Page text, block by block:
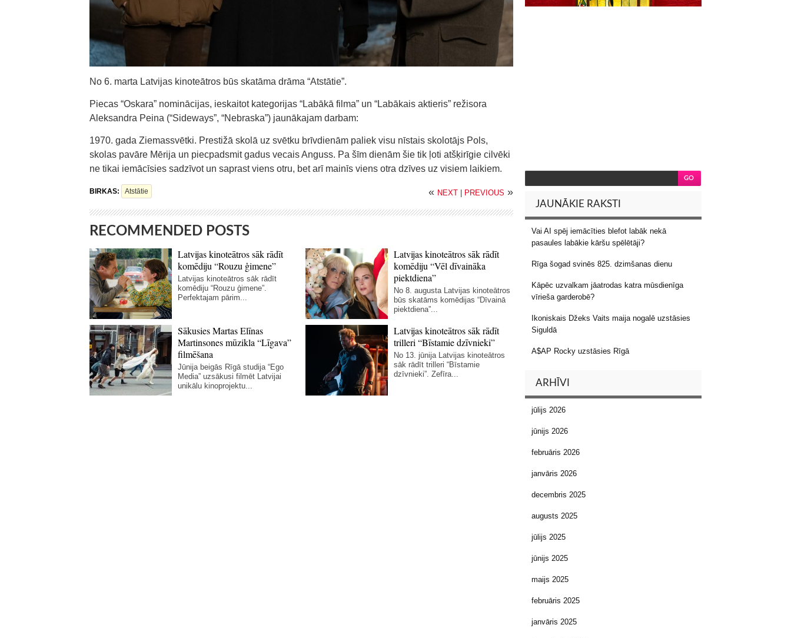
No 6. marta Latvijas kinoteātros būs skatāma drāma “Atstātie”.
Piecas “Oskara” nominācijas, ieskaitot kategorijas “Labākā filma” un “Labākais aktieris” režisora
Aleksandra Peina (“Sideways”, “Nebraska”) jaunākajam darbam:
1970. gada Ziemassvētki. Prestižā skolā uz svētku brīvdienām paliek visu nīstais skolotājs Pols,
skolas pavāre Mērija un piecpadsmit gadus vecais Anguss. Pa šīm dienām šie tik ļoti atšķirīgie cilvēki
ne tikai iemācīsies sadzīvot un saprast viens otru, bet arī mainīs viens otra dzīves uz visiem laikiem.
BIRKAS: Atstātie « NEXT | PREVIOUS »
RECOMMENDED POSTS
Latvijas kinoteātros sāk rādīt
komēdiju “Rouzu ģimene”
Latvijas kinoteātros sāk rādīt
komēdiju “Rouzu ģimene”.
Perfektajam pārim...
Latvijas kinoteātros sāk rādīt
komēdiju “Vēl dīvaināka
piektdiena”
No 8. augusta Latvijas kinoteātros
būs skatāms komēdijas “Dīvainā
piektdiena”...
Sākusies Martas Elīnas
Martinsones mūzikla “Līgava”
filmēšana
Jūnija beigās Rīgā studija “Ego
Media” uzsākusi filmēt Latvijai
unikālu kinoprojektu...
Latvijas kinoteātros sāk rādīt
trilleri “Bīstamie dzīvnieki”
No 13. jūnija Latvijas kinoteātros
sāk rādīt trilleri “Bīstamie
dzīvnieki”. Zefīra...
JAUNĀKIE RAKSTI
Vai AI spēj iemācīties blefot labāk nekā
pasaules labākie kāršu spēlētāji?
Rīga šogad svinēs 825. dzimšanas dienu
Kāpēc uzvalkam jāatrodas katra mūsdienīga
vīrieša garderobē?
Ikoniskais Džeks Vaits maija nogalē uzstāsies
Siguldā
A$AP Rocky uzstāsies Rīgā
ARHĪVI
jūlijs 2026
jūnijs 2026
februāris 2026
janvāris 2026
decembris 2025
augusts 2025
jūlijs 2025
jūnijs 2025
maijs 2025
februāris 2025
janvāris 2025